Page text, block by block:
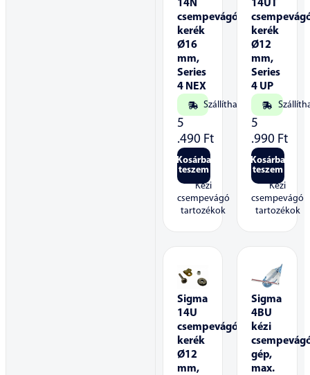
14N
csempevágó
kerék
Ø16
mm,
Series
4 NEX
Szállítható
5
.490 Ft
Kosárba
teszem
Kézi
csempevágó
tartozékok
14UT
kerék
Ø12
mm,
Series
4 UP
5
.990 Ft
Kosárba
teszem
Kézi
csempevágó
tartozékok
Sigma
14U
csempevágó
kerék
Ø12
mm,
Sigma
4BU
kézi
gép,
max.